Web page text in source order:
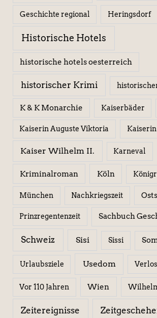
Geschichte regional Heringsdorf
Historische Hotels
historische hotels oesterreich
historischer Krimi
K & K Monarchie Kaiserbäder
Kaiserin Auguste Viktoria
Kaiser Wilhelm II. Karneval
Kriminalroman Köln
München Nachkriegszeit
Prinzregentenzeit Sachbuch
Schweiz Sisi Sissi
Urlaubsziele Usedom
Vor 110 Jahren Wien
Zeitereignisse